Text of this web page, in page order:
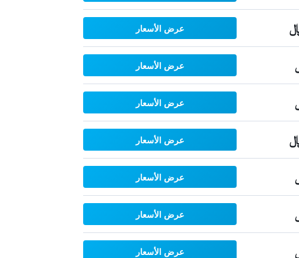
عرض الأسعار
عرض الأسعار
عرض الأسعار
عرض الأسعار
عرض الأسعار
عرض الأسعار
عرض الأسعار